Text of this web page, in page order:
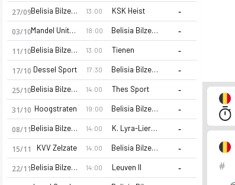
27/09 Belisia Bilzen SV 13:00 KSK Heist -
03/10 Mandel United 18:00 Belisia Bilzen SV -
11/10 Belisia Bilzen SV 13:00 Tienen -
17/10 Dessel Sport 17:30 Belisia Bilzen SV -
25/10 Belisia Bilzen SV 14:00 Thes Sport -
31/10 Hoogstraten 19:00 Belisia Bilzen SV -
08/11 Belisia Bilzen SV 14:00 K. Lyra-Lierse -
15/11 KVV Zelzate 14:00 Belisia Bilzen SV -
22/11 Belisia Bilzen SV 14:00 Leuven II - #